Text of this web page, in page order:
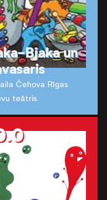
Bjaka un
Čehova Rīgas
teātris